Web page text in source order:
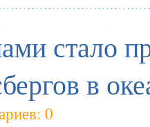
стало
в
0